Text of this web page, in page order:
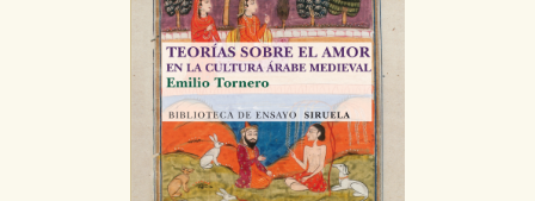
GUARDAR CONFIGURACIÓN
Puede consultar nuestrapolítica de cookies